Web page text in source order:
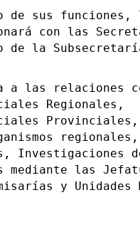
sus funciones,
con las
de la
las relaciones
Regionales,
Provinciales,
regionales,
Investigaciones
las
y Unidades